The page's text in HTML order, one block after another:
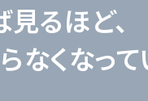
るほど、
なくなっ